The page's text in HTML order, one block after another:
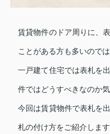
賃貸物件のドア周りに、
ことがある方も多いので
一戸建て住宅では表札を
件ではどうすべきなのか
今回は賃貸物件で表札を
札の付け方をご紹介します